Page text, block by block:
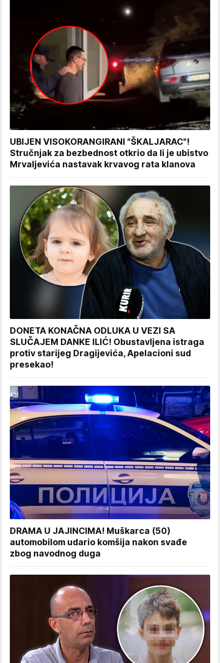
UBIJEN VISOKORANGIRANI "ŠKALJARAC"!
Stručnjak za bezbednost otkrio da li je ubistvo
Mrvaljevića nastavak krvavog rata klanova
DONETA KONAČNA ODLUKA U VEZI SA
SLUČAJEM DANKE ILIĆ! Obustavljena istraga
protiv starijeg Dragijevića, Apelacioni sud
presekao!
DRAMA U JAJINCIMA! Muškarca (50)
automobilom udario komšija nakon svađe
zbog navodnog duga